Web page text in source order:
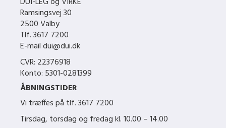
Ramsingsvej 30
2500 Valby
Tlf. 3617 7200
E-mail dui@dui.dk
CVR: 22376918
Konto: 5301-0281399
ÅBNINGSTIDER
Vi træffes på tlf.3617 7200
Tirsdag, torsdag og fredag kl. 10.00 – 14.00